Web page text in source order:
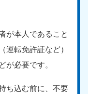
が本人であること
運転免許証など）
が必要です。
ち込む前に、不要